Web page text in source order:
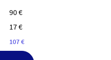
90 €
17 €
107 €